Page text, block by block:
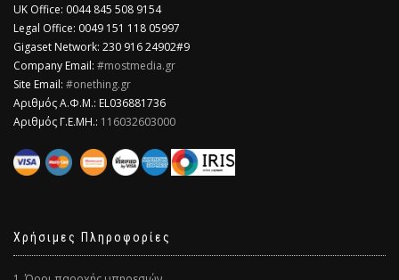
​UK Office: 0044 845 508 9154
Legal Office: 0049 151 118 05997
Gigaset Network: 230 916 24902#9
Company Email: #mostmedia.gr
Site Email: #onething.gr
Αριθμός Α.Φ.Μ.: EL036881736
Αριθμός Γ.Ε.ΜΗ.: 116032603000
Χρήσιμες Πληροφορίες